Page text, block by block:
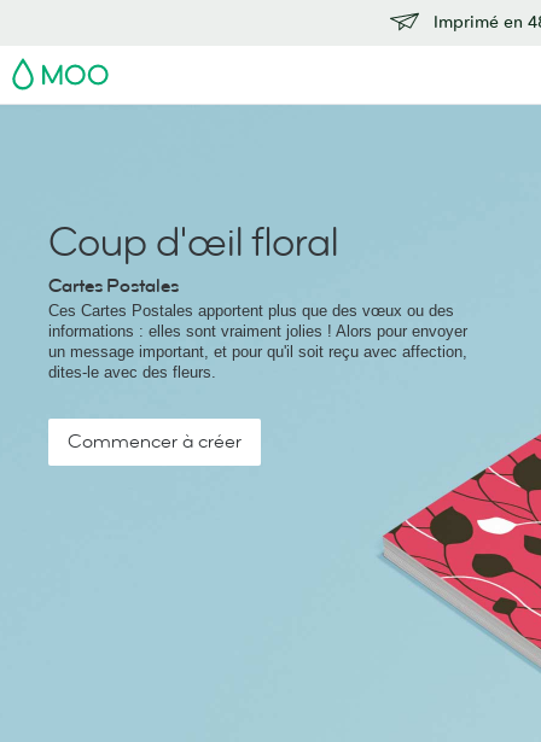
Imprimé en
MOO
Coup d'œil floral
Cartes Postales
Ces Cartes Postales apportent plus que des vœux ou des
informations : elles sont vraiment jolies ! Alors pour envoyer
un message important, et pour qu'il soit reçu avec affection,
dites-le avec des fleurs.
Commencer à créer